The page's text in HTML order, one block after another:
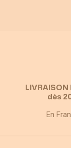
LIVRAISON
dès
En